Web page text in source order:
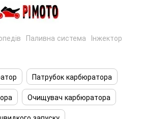
Паливна система Інжектор
Патрубок карбюратора
Очищувач карбюратора